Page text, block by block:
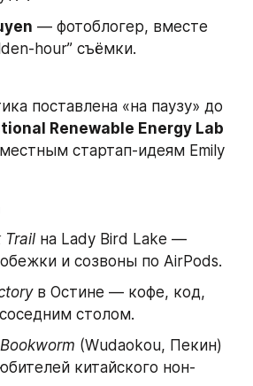
— фотоблогер, вместе
hour” съёмки.
поставлена «на паузу» до
Renewable Energy Lab
стартап-идеям Emily
Trail на Lady Bird Lake —
и созвоны по AirPods.
в Остине — кофе, код,
столом.
Bookworm (Wudaokou, Пекин)
китайского нон-